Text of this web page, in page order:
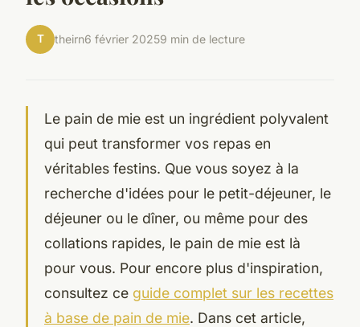
T theirn6 février 20259 min de lecture
Le pain de mie est un ingrédient polyvalent
qui peut transformer vos repas en
véritables festins. Que vous soyez à la
recherche d'idées pour le petit-déjeuner, le
déjeuner ou le dîner, ou même pour des
collations rapides, le pain de mie est là
pour vous. Pour encore plus d'inspiration,
consultez ce guide complet sur les recettes
à base de pain de mie. Dans cet article,